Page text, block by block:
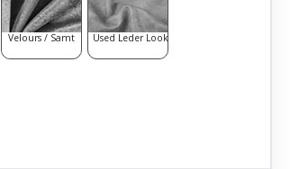
Velours / Samt Used Leder Look